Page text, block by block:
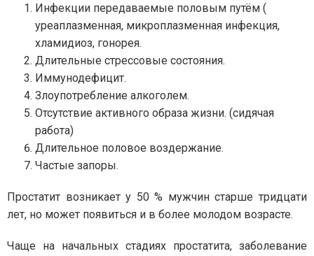
Инфекции передаваемые половым путём (
уреаплазменная, микроплазменная инфекция,
хламидиоз, гонорея.
Длительные стрессовые состояния.
Иммунодефицит.
Злоупотребление алкоголем.
Отсутствие активного образа жизни. (сидячая
работа)
Длительное половое воздержание.
Частые запоры.
Простатит возникает у 50 % мужчин старше тридцати
лет, но может появиться и в более молодом возрасте.
Чаще на начальных стадиях простатита, заболевание